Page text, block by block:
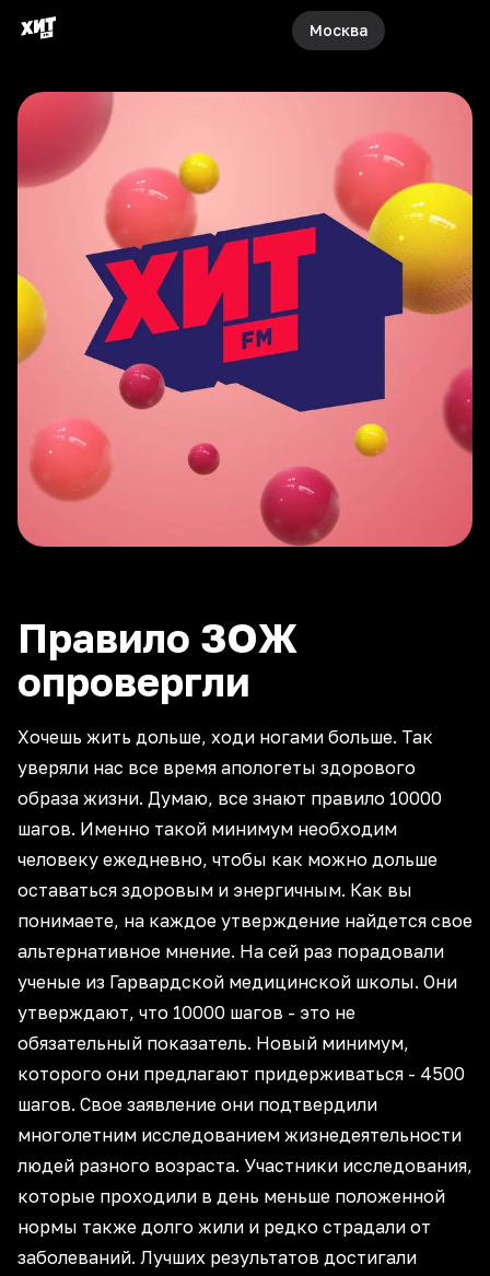
Москва
Правило ЗОЖ
опровергли
Хочешь жить дольше, ходи ногами больше. Так
уверяли нас все время апологеты здорового
образа жизни. Думаю, все знают правило 10000
шагов. Именно такой минимум необходим
человеку ежедневно, чтобы как можно дольше
оставаться здоровым и энергичным. Как вы
понимаете, на каждое утверждение найдется свое
альтернативное мнение. На сей раз порадовали
ученые из Гарвардской медицинской школы. Они
утверждают, что 10000 шагов - это не
обязательный показатель. Новый минимум,
которого они предлагают придерживаться - 4500
шагов. Свое заявление они подтвердили
многолетним исследованием жизнедеятельности
людей разного возраста. Участники исследования,
которые проходили в день меньше положенной
нормы также долго жили и редко страдали от
заболеваний. Лучших результатов достигали